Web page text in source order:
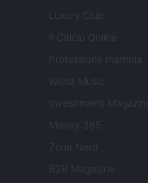
Luxury Club
Il Calcio Online
Professione mamma
World Music
Investimenti Magazine
Money 365
Zona Nerd
B2B Magazine